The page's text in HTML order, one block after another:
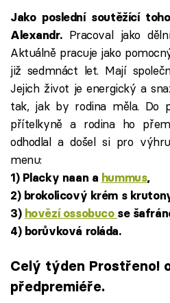
Jako poslední soutěžící
Alexandr. Pracoval jako
Aktuálně pracuje jako
již sedmnáct let. Mají
Jejich život je energický a
tak, jak by rodina měla. Do
přítelkyně a rodina ho
odhodlal a došel si pro
menu:
1) Placky naan a hummus,
2) brokolicový krém s
3) hovězí ossobuco se
4) borůvková roláda.
Celý týden Prostřeno!
předpremiéře.